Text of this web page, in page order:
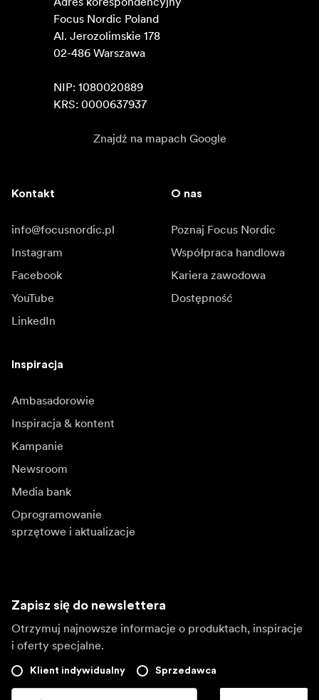
Focus Nordic Poland
Al. Jerozolimskie 178
02-486 Warszawa
NIP: 1080020889
KRS: 0000637937
Znajdź na mapach Google
Kontakt
info@focusnordic.pl
Instagram
Facebook
YouTube
LinkedIn
O nas
Poznaj Focus Nordic
Współpraca handlowa
Kariera zawodowa
Dostępność
Inspiracja
Ambasadorowie
Inspiracja & kontent
Kampanie
Newsroom
Media bank
Oprogramowanie
sprzętowe i aktualizacje
Zapisz się do newslettera
Otrzymuj najnowsze informacje o produktach, inspiracje
i oferty specjalne.
Klient indywidualny Sprzedawca